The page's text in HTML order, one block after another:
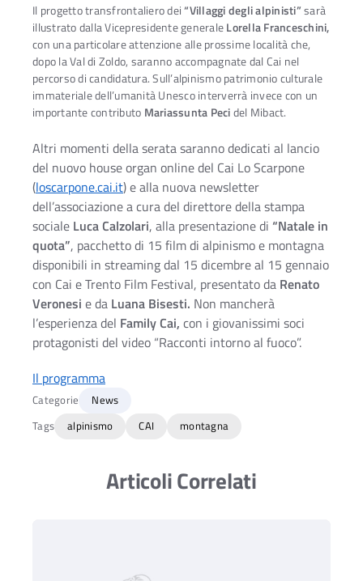
Il progetto transfrontaliero dei“Villaggi degli alpinisti”sarà
illustrato dalla Vicepresidente generaleLorella Franceschini,
con una particolare attenzione alle prossime località che,
dopo la Val di Zoldo, saranno accompagnate dal Cai nel
percorso di candidatura. Sull’alpinismo patrimonio culturale
immateriale dell’umanità Unesco interverrà invece con un
importante contributo Mariassunta Pecidel Mibact.
Altri momenti della serata saranno dedicati al lancio
del nuovo house organ online del Cai Lo Scarpone
(loscarpone.cai.it) e alla nuova newsletter
dell’associazione a cura del direttore della stampa
sociale Luca Calzolari, alla presentazione di “Natale in
quota”, pacchetto di 15 film di alpinismo e montagna
disponibili in streaming dal 15 dicembre al 15 gennaio
con Cai e Trento Film Festival, presentato da Renato
Veronesi e da Luana Bisesti. Non mancherà
l’esperienza del Family Cai, con i giovanissimi soci
protagonisti del video “Racconti intorno al fuoco”.
Il programma
Categorie
News
Tags
alpinismo CAI montagna
Articoli Correlati